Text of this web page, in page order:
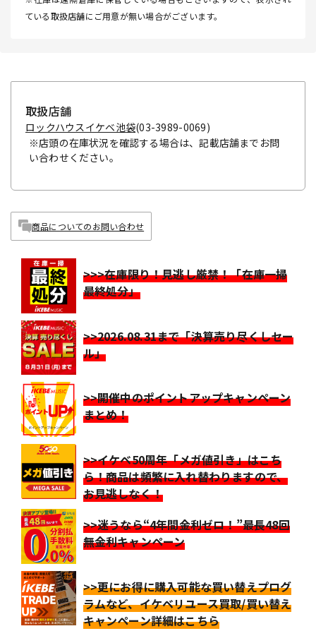
ている取扱店舗にご用意が無い場合がございます。
取扱店舗
ロックハウスイケベ池袋(03-3989-0069)
※店頭の在庫状況を確認する場合は、記載店舗までお問
い合わせください。
商品についてのお問い合わせ
>>>在庫限り！見逃し厳禁！「在庫一掃
最終処分」
>>2026.08.31まで「決算売り尽くしセー
ル」
>>開催中のポイントアップキャンペーン
まとめ！
>>イケベ50周年「メガ値引き」はこち
ら！商品は頻繁に入れ替わりますので、
お見逃しなく！
>>迷うなら“4年間金利ゼロ！”最長48回
無金利キャンペーン
>>更にお得に購入可能な買い替えプログ
ラムなど、イケベリユース買取/買い替え
キャンペーン詳細はこちら